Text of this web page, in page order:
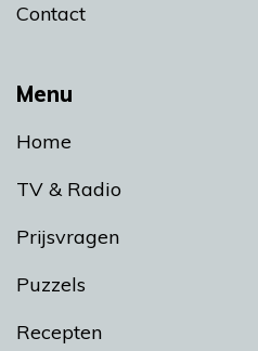
Menu
Home
TV & Radio
Prijsvragen
Puzzels
Recepten
Contact